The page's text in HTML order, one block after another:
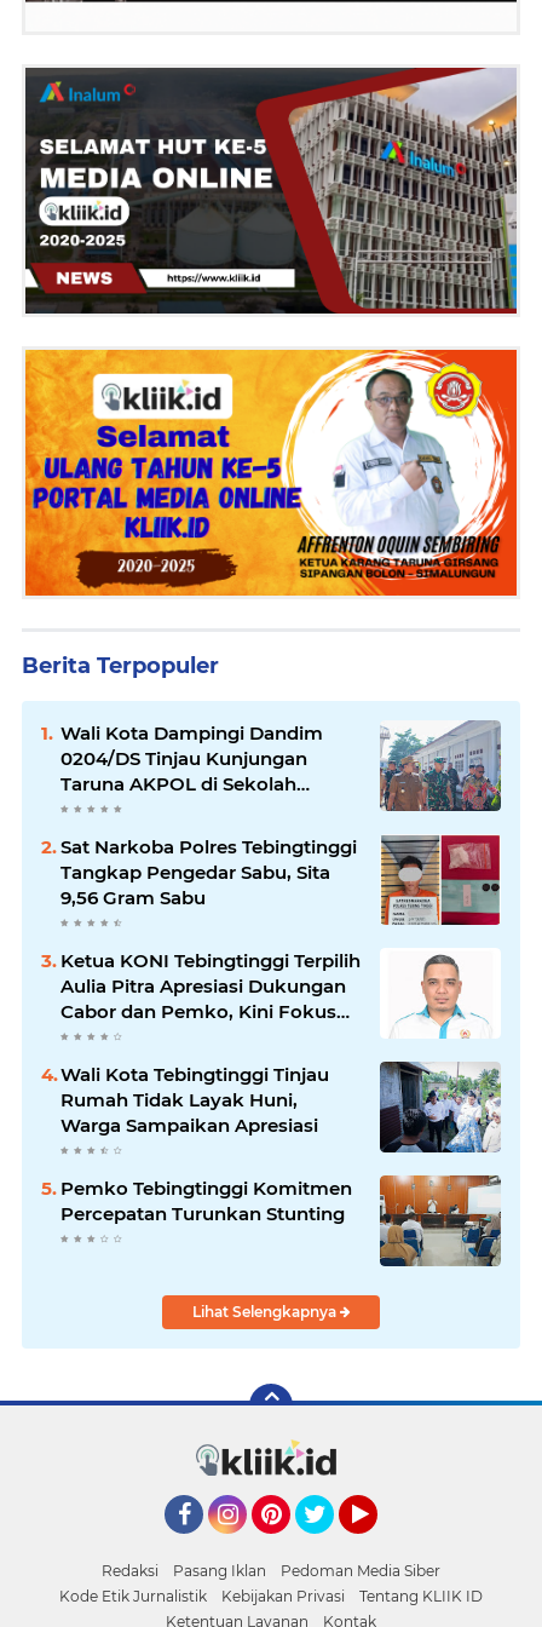
Berita Terpopuler
Wali Kota Dampingi Dandim
0204/DS Tinjau Kunjungan
Taruna AKPOL di Sekolah
Rakyat Tebingtinggi
Sat Narkoba Polres Tebingtinggi
Tangkap Pengedar Sabu, Sita
9,56 Gram Sabu
Ketua KONI Tebingtinggi Terpilih
Aulia Pitra Apresiasi Dukungan
Cabor dan Pemko, Kini Fokus
Menuju PORPROVSU 2026
Wali Kota Tebingtinggi Tinjau
Rumah Tidak Layak Huni,
Warga Sampaikan Apresiasi
Pemko Tebingtinggi Komitmen
Percepatan Turunkan Stunting
Lihat Selengkapnya
Redaksi Pasang Iklan
Pedoman Media Siber
Kode Etik Jurnalistik
Kebijakan Privasi
Tentang KLIIK ID
Ketentuan Layanan
Kontak